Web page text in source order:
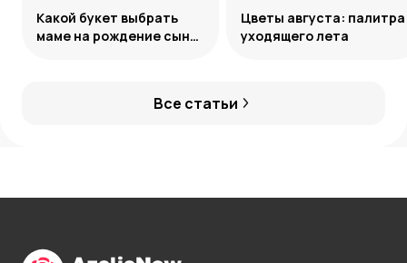
Все статьи
Какой букет выбрать
маме на рождение сына:
Цветы августа: палитра
уходящего лета